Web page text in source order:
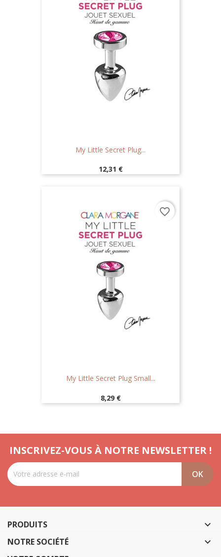
My Little Secret Plug...
Prix
12,31 €
My Little Secret Plug Small...
Prix
8,29 €
favorite_border
INSCRIVEZ-VOUS À NOTRE NEWSLETTER !
PRODUITS 
NOTRE SOCIÉTÉ 